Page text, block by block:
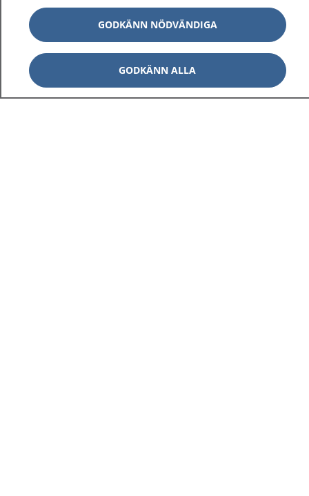
GODKÄNN NÖDVÄNDIGA
GODKÄNN ALLA